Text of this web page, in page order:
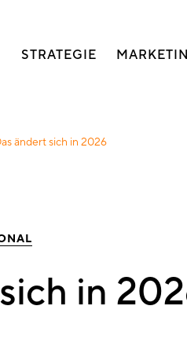
STRATEGIE
ändert sich in 2026
in